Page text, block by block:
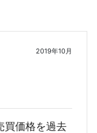
2019年10月
買価格を過去